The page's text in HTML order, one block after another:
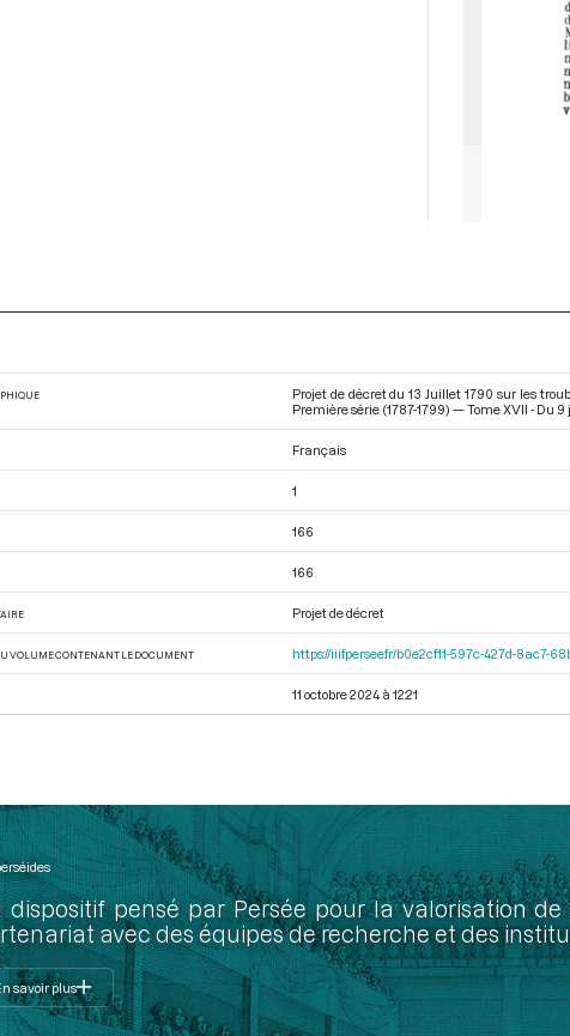
Projet de décret du 13 Juillet 1790 sur les
Première série (1787-1799) — Tome XVII - Du
Français
1
166
166
Projet de décret
VOLUME CONTENANT LE DOCUMENT https://iiif.persee.fr/b0e2cf11-597c-427d-
11 octobre 2024 à 12:21
dispositif pensé par Persée pour la valorisation
avec des équipes de recherche et des
savoir plus